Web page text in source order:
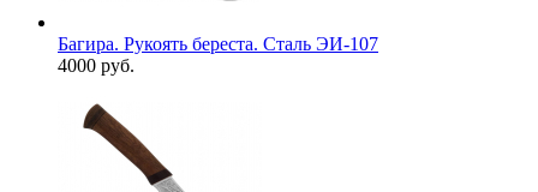
Багира. Рукоять береста. Сталь ЭИ-107
4000 руб.